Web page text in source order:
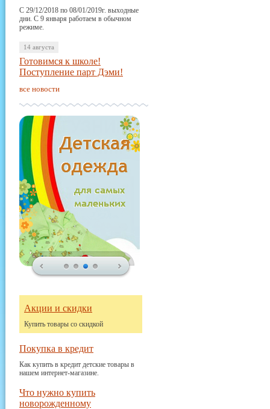
С 29/12/2018 по 08/01/2019г. выходные
дни. С 9 января работаем в обычном
режиме.
14 августа
Готовимся к школе!
Поступление парт Дэми!
все новости
Акции и скидки
Купить товары со скидкой
Покупка в кредит
Как купить в кредит детские товары в
нашем интернет-магазине.
Что нужно купить
новорожденному